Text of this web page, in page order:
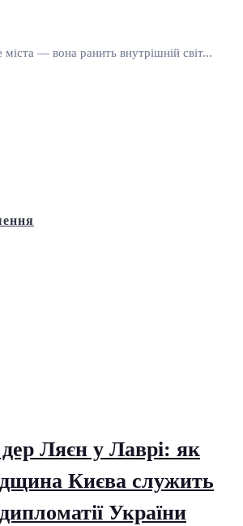
— вона ранить внутрішній світ...
Ляєн у Лаврі: як
Києва служить
України